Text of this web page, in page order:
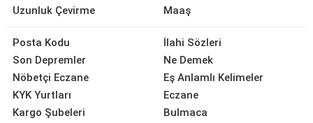
Uzunluk Çevirme
Maaş
Posta Kodu
Son Depremler
Nöbetçi Eczane
KYK Yurtları
Kargo Şubeleri
İlahi Sözleri
Ne Demek
Eş Anlamlı Kelimeler
Eczane
Bulmaca